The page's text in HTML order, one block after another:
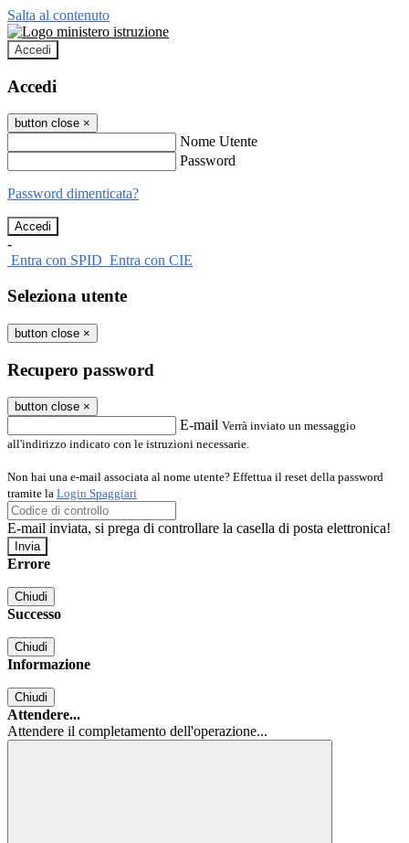
Salta al contenuto
Accedi
Accedi
button close ×
Nome Utente
Password
Password dimenticata?
-
Entra con SPID Entra con CIE
Seleziona utente
button close ×
Recupero password
button close ×
E-mail Verrà inviato un messaggio
all'indirizzo indicato con le istruzioni necessarie.
Non hai una e-mail associata al nome utente? Effettua il reset della password
tramite la Login Spaggiari
E-mail inviata, si prega di controllare la casella di posta elettronica!
Errore
Chiudi
Successo
Chiudi
Informazione
Chiudi
Attendere...
Attendere il completamento dell'operazione...